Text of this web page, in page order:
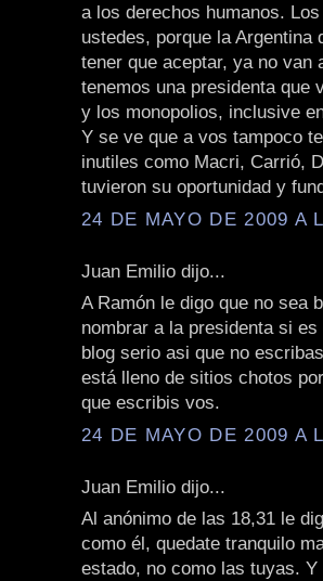
a los derechos humanos.
ustedes, porque la
tener que aceptar, ya no van
tenemos una presidenta que
y los monopolios, inclusive
Y se ve que a vos tampoco
inutiles como Macri, Carrió,
tuvieron su oportunidad y
24 DE MAYO DE 2009 A
Juan Emilio dijo...
A Ramón le digo que no sea
nombrar a la presidenta si
blog serio asi que no
está lleno de sitios chotos
que escribis vos.
24 DE MAYO DE 2009 A
Juan Emilio dijo...
Al anónimo de las 18,31 le
como él, quedate tranquilo
estado, no como las tuyas.